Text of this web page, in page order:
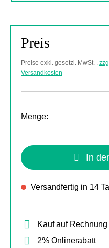
Preis
Preise exkl. gesetzl. MwSt. .
Versandkosten
Menge:
Produkt Anzahl:
In
Versandfertig in 14
Kauf auf
2% Onlinerabatt